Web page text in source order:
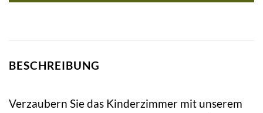
BESCHREIBUNG
Verzaubern Sie das Kinderzimmer mit unserem